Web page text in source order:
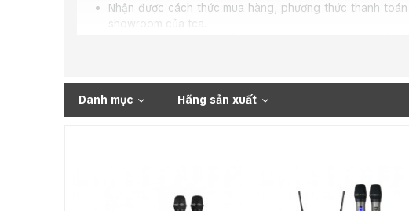
Nhận được cách thức mua hàng, phương thức thanh
showroom của tca.
Nhận được chính sách hỗ trợ bán hàng tốt nhất. Có thể
Ngoài ra, có một bí mật màLoakaraoke
muốn bạn biết. Đó là
Danh mục Hãng sản xuất